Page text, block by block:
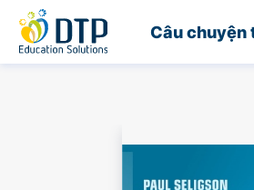
Câu chuyện
Trang chủ